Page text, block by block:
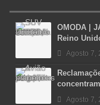
OMODA |
Reino
Agosto 7,
Agosto 7,